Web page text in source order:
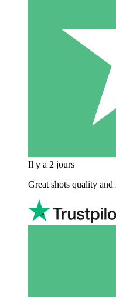
Il y a 2 jours
Great shots quality